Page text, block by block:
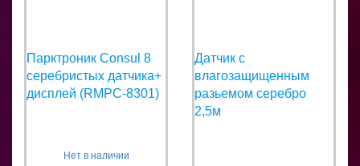
Парктроник Consul 8
серебристых датчика+
дисплей (RMPC-8301)
Нет в наличии
Датчик с
влагозащищенным
разьемом серебро
2,5м